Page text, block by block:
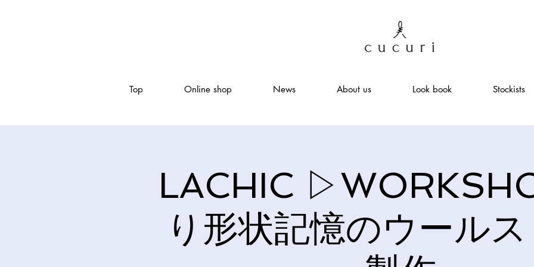
Top Online shop News About us Look book Stockists
LACHIC
り形状記憶のウール